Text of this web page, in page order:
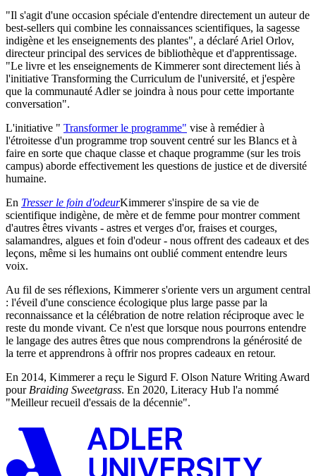
"Il s'agit d'une occasion spéciale d'entendre directement un auteur de
best-sellers qui combine les connaissances scientifiques, la sagesse
indigène et les enseignements des plantes", a déclaré Ariel Orlov,
directeur principal des services de bibliothèque et d'apprentissage.
"Le livre et les enseignements de Kimmerer sont directement liés à
l'initiative Transforming the Curriculum de l'université, et j'espère
que la communauté Adler se joindra à nous pour cette importante
conversation".
L'initiative " Transformer le programme" vise à remédier à
l'étroitesse d'un programme trop souvent centré sur les Blancs et à
faire en sorte que chaque classe et chaque programme (sur les trois
campus) aborde effectivement les questions de justice et de diversité
humaine.
En Tresser le foin d'odeurKimmerer s'inspire de sa vie de
scientifique indigène, de mère et de femme pour montrer comment
d'autres êtres vivants - astres et verges d'or, fraises et courges,
salamandres, algues et foin d'odeur - nous offrent des cadeaux et des
leçons, même si les humains ont oublié comment entendre leurs
voix.
Au fil de ses réflexions, Kimmerer s'oriente vers un argument central
: l'éveil d'une conscience écologique plus large passe par la
reconnaissance et la célébration de notre relation réciproque avec le
reste du monde vivant. Ce n'est que lorsque nous pourrons entendre
le langage des autres êtres que nous comprendrons la générosité de
la terre et apprendrons à offrir nos propres cadeaux en retour.
En 2014, Kimmerer a reçu le Sigurd F. Olson Nature Writing Award
pour Braiding Sweetgrass. En 2020, Literacy Hub l'a nommé
"Meilleur recueil d'essais de la décennie".